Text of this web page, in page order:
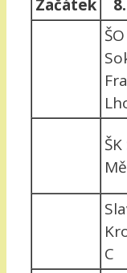
Začátek
C